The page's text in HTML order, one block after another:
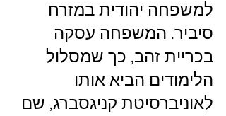
למשפחה יהודית במזרח
סיביר. המשפחה עסקה
בכריית זהב, כך שמסלול
הלימודים הביא אותו
לאוניברסיטת קניגסברג, שם